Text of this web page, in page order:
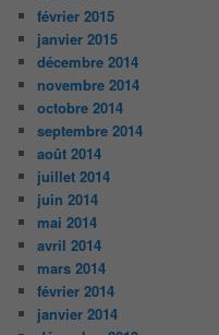
février 2015
janvier 2015
décembre 2014
novembre 2014
octobre 2014
septembre 2014
août 2014
juillet 2014
juin 2014
mai 2014
avril 2014
mars 2014
février 2014
janvier 2014